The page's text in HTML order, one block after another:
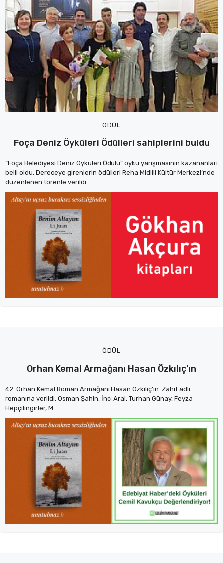
ÖDÜL
Foça Deniz Öyküleri Ödülleri sahiplerini buldu
“Foça Belediyesi Deniz Öyküleri Ödülü” öykü yarışmasının kazananları
belli oldu. Dereceye girenlerin ödülleri Reha Midilli Kültür Merkezi’nde
düzenlenen törenle verildi. ...
ÖDÜL
Orhan Kemal Armağanı Hasan Özkılıç’ın
42. Orhan Kemal Roman Armağanı Hasan Özkılıç’ın Zahit adlı
romanına verildi. Osman Şahin, İnci Aral, Turhan Günay, Feyza
Hepçilingirler, M. ...